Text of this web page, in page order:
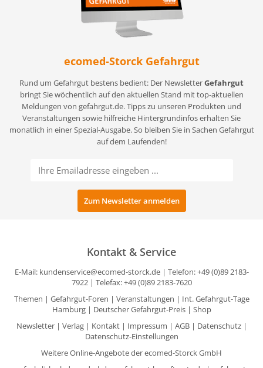
ecomed-Storck Gefahrgut
Rund um Gefahrgut bestens bedient: Der NewsletterGefahrgut
bringt Sie wöchentlich auf den aktuellen Stand mit top-aktuellen
Meldungen von gefahrgut.de. Tipps zu unseren Produkten und
Veranstaltungen sowie hilfreiche Hintergrundinfos erhalten Sie
monatlich in einer Spezial-Ausgabe. So bleiben Sie in Sachen Gefahrgut
auf dem Laufenden!
Kontakt & Service
E-Mail: kundenservice@ecomed-storck.de| Telefon: +49 (0)89 2183-
7922 | Telefax: +49 (0)89 2183-7620
Themen | Gefahrgut-Foren | Veranstaltungen | Int. Gefahrgut-Tage
Hamburg| Deutscher Gefahrgut-Preis| Shop
Newsletter| Verlag| Kontakt| Impressum | AGB| Datenschutz|
Datenschutz-Einstellungen
Weitere Online-Angebote der ecomed-Storck GmbH